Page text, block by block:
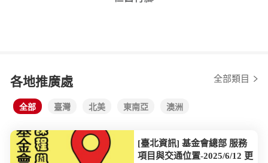
各地推廣處 全部類目
全部 臺灣 北美 東南亞 澳洲
[臺北資訊] 基金會總部 服務
項目與交通位置-2025/6/12 更